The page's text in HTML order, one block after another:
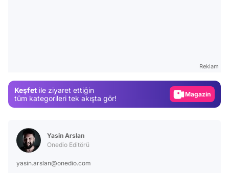
Reklam
Keşfet ile ziyaret ettiğin
tüm kategorileri tek akışta gör!
Magazin
Yasin Arslan
Onedio Editörü
yasin.arslan@onedio.com